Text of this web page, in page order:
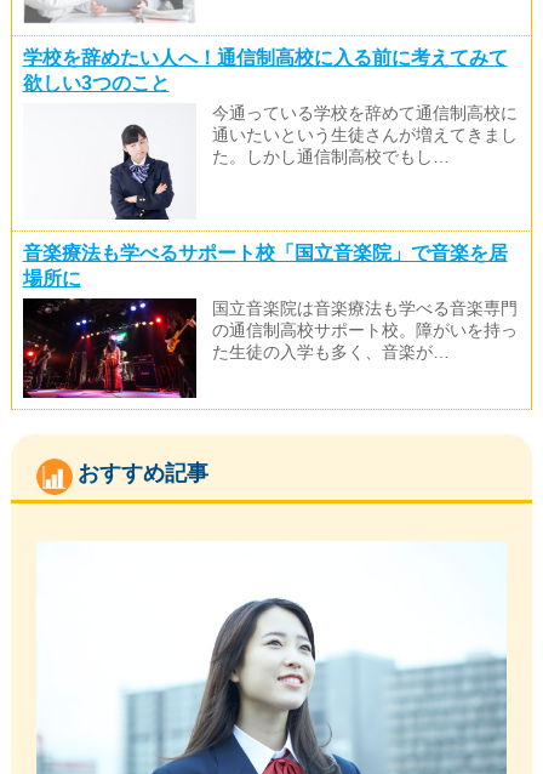
学校を辞めたい人へ！通信制高校に入る前に考えてみて
欲しい3つのこと
今通っている学校を辞めて通信制高校に
通いたいという生徒さんが増えてきまし
た。しかし通信制高校でもし…
音楽療法も学べるサポート校「国立音楽院」で音楽を居
場所に
国立音楽院は音楽療法も学べる音楽専門
の通信制高校サポート校。障がいを持っ
た生徒の入学も多く、音楽が…
おすすめ記事